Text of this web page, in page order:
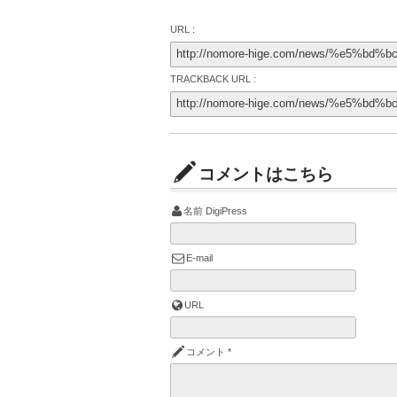
URL :
TRACKBACK URL :
コメントはこちら
名前 DigiPress
E-mail
URL
コメント *